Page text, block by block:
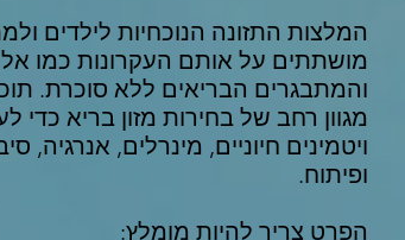
מושתתים על אותם העקרונות כמו
והמתבגרים הבריאים ללא סוכרת.
מגוון רחב של בחירות מזון בריא כדי
ויטמינים חיוניים, מינרלים, אנרגיה,
ופיתוח.
הפרט צריך להיות מומלץ: